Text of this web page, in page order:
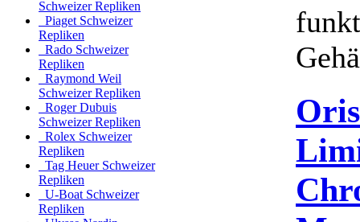
Schweizer Repliken
Piaget Schweizer
Repliken
Rado Schweizer
Repliken
Raymond Weil
Schweizer Repliken
Roger Dubuis
Schweizer Repliken
Rolex Schweizer
Repliken
Tag Heuer Schweizer
Repliken
U-Boat Schweizer
Repliken